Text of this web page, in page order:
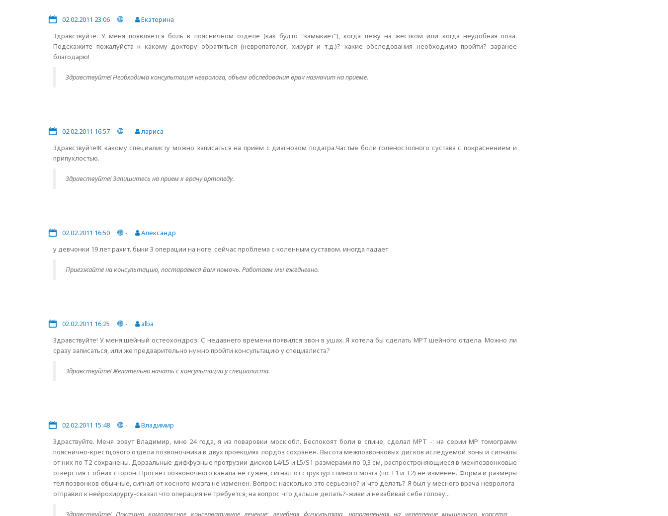
02.02.2011 23:06 -
Екатерина
Здравствуйте. У меня появляется боль в поясничном отделе (как будто "замыкает"), когда лежу на жёстком или когда неудобная поза.
Подскажите пожалуйста к какому доктору обратиться (невропатолог, хирург и т.д.)? какие обследования необходимо пройти? заранее
благодарю!
Здравствуйте! Необходима консультация невролога, объем обследования врач назначит на приеме.
02.02.2011 16:57 -
лариса
Здравствуйте!К какому специалисту можно записаться на приём с диагнозом подагра.Частые боли голеностопного сустава с покраснением и
припухлостью.
Здравствуйте! Запишитесь на прием к врачу ортопеду.
02.02.2011 16:50 -
Александр
у девчонки 19 лет рахит. быки 3 операции на ноге. сейчас проблема с коленным суставом. иногда падает
Приезжайте на консультацию, постараемся Вам помочь. Работаем мы ежедневно.
02.02.2011 16:25 -
alba
Здравствуйте! У меня шейный остеохондроз. С недавнего времени появился звон в ушах. Я хотела бы сделать МРТ шейного отдела. Можно ли
сразу записаться, или же предварительно нужно пройти консультацию у специалиста?
Здравствуйте! Желательно начать с консультации у специалиста.
02.02.2011 15:48 -
Владимир
Здраствуйте. Меня зовут Владимир, мне 24 года, я из поваровки моск.обл. Беспокоят боли в спине, сделал МРТ -: на серии МР томограмм
пояснично-крестцового отдела позвоночника в двух проекциях лордоз сохранен. Высота межпозвонковых дисков иследуемой зоны и сигналы
от них по Т2 сохранены. Дорзальные диффузные протрузии дисков L4/L5 и L5/S1 размерами по 0,3 см, распростроняющиеся в межпозвонковые
отверстия с обеих сторон. Просвет позвоночного канала не сужен, сигнал от структур спиного мозга (по Т1 и Т2) не изменен. Форма и размеры
тел позвонков обычные, сигнал от косного мозга не изменен. Вопрос: насколько это серьезно? и что делать? Я был у месного врача невролога-
отправил к нейрохирургу-сказал что операция не требуется, на вопрос что дальше делать?-живи и незабивай себе голову...
Здравствуйте! Показано комплексное консервативное лечение: лечебная физкультура, направленная на укрепление мышечного корсета